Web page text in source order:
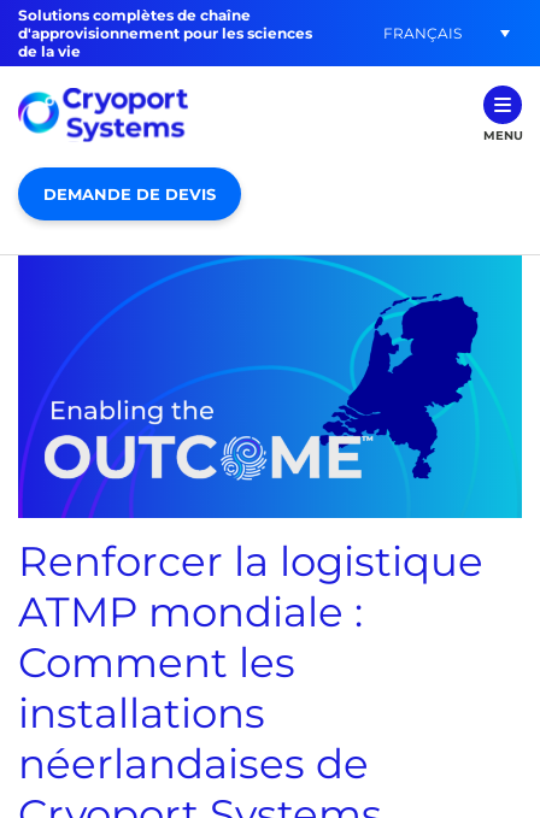
Solutions complètes de chaîne
d'approvisionnement pour les sciences
de la vie
FRANÇAIS
MENU
DEMANDE DE DEVIS
Renforcer la logistique
ATMP mondiale :
Comment les
installations
néerlandaises de